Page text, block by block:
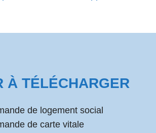
À TÉLÉCHARGER
de logement social
de carte vitale